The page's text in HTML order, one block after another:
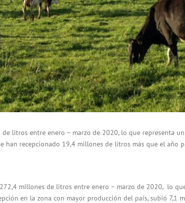
litros entre enero – marzo de 2020, lo que representa
recepcionado 19,4 millones de litros más que el año
millones de litros entre enero – marzo de 2020, lo
en la zona con mayor producción del país, subió 7,1